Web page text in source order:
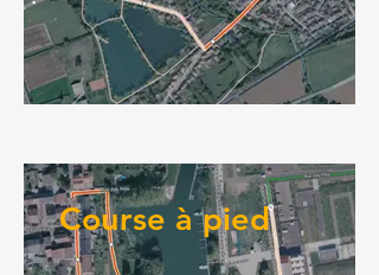
Course à pied